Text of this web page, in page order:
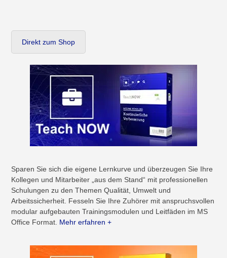
Direkt zum Shop
Sparen Sie sich die eigene Lernkurve und überzeugen Sie Ihre
Kollegen und Mitarbeiter „aus dem Stand“ mit professionellen
Schulungen zu den Themen Qualität, Umwelt und
Arbeitssicherheit. Fesseln Sie Ihre Zuhörer mit anspruchsvollen
modular aufgebauten Trainingsmodulen und Leitfäden im MS
Office Format. Mehr erfahren +